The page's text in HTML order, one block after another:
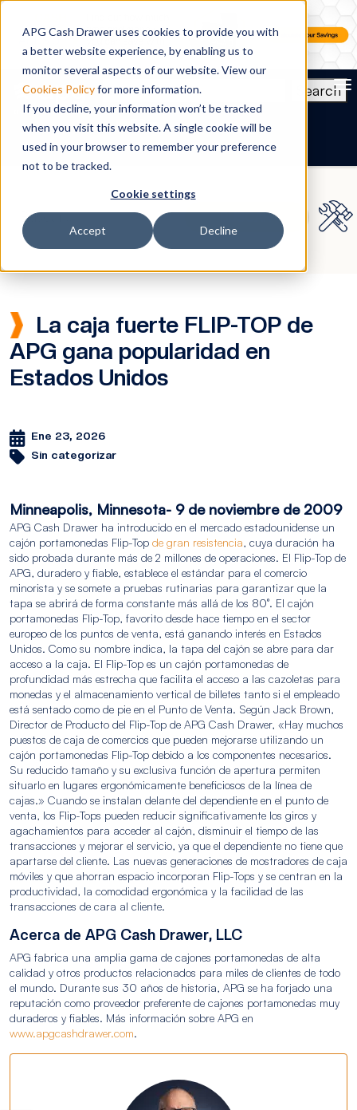
APG Cash Drawer uses cookies to provide you with
a better website experience, by enabling us to
monitor several aspects of our website. View our
Cookies Policyfor more information.
If you decline, your information won’t be tracked
when you visit this website. A single cookie will be
used in your browser to remember your preference
not to be tracked.
Cookie settings
Accept Decline
Search
ES
La caja fuerte FLIP-TOP de
APG gana popularidad en
Estados Unidos
Ene 23, 2026
Sin categorizar
Minneapolis, Minnesota- 9 de noviembre de 2009
APG Cash Drawer ha introducido en el mercado estadounidense un
cajón portamonedas Flip-Top de gran resistencia, cuya duración ha
sido probada durante más de 2 millones de operaciones. El Flip-Top de
APG, duradero y fiable, establece el estándar para el comercio
minorista y se somete a pruebas rutinarias para garantizar que la
tapa se abrirá de forma constante más allá de los 80°. El cajón
portamonedas Flip-Top, favorito desde hace tiempo en el sector
europeo de los puntos de venta, está ganando interés en Estados
Unidos. Como su nombre indica, la tapa del cajón se abre para dar
acceso a la caja. El Flip-Top es un cajón portamonedas de
profundidad más estrecha que facilita el acceso a las cazoletas para
monedas y el almacenamiento vertical de billetes tanto si el empleado
está sentado como de pie en el Punto de Venta. Según Jack Brown,
Director de Producto del Flip-Top de APG Cash Drawer, «Hay muchos
puestos de caja de comercios que pueden mejorarse utilizando un
cajón portamonedas Flip-Top debido a los componentes necesarios.
Su reducido tamaño y su exclusiva función de apertura permiten
situarlo en lugares ergonómicamente beneficiosos de la línea de
cajas.» Cuando se instalan delante del dependiente en el punto de
venta, los Flip-Tops pueden reducir significativamente los giros y
agachamientos para acceder al cajón, disminuir el tiempo de las
transacciones y mejorar el servicio, ya que el dependiente no tiene que
apartarse del cliente. Las nuevas generaciones de mostradores de caja
móviles y que ahorran espacio incorporan Flip-Tops y se centran en la
productividad, la comodidad ergonómica y la facilidad de las
transacciones de cara al cliente.
Acerca de APG Cash Drawer, LLC
APG fabrica una amplia gama de cajones portamonedas de alta
calidad y otros productos relacionados para miles de clientes de todo
el mundo. Durante sus 30 años de historia, APG se ha forjado una
reputación como proveedor preferente de cajones portamonedas muy
duraderos y fiables. Más información sobre APG en
www.apgcashdrawer.com.